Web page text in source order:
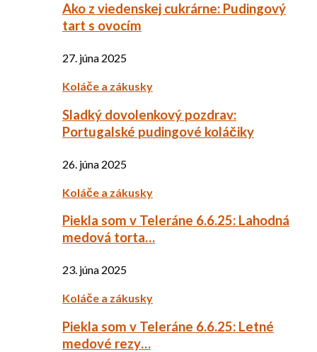
Ako z viedenskej cukrárne: Pudingový
tart s ovocím
27. júna 2025
Koláče a zákusky
Sladký dovolenkový pozdrav:
Portugalské pudingové koláčiky
26. júna 2025
Koláče a zákusky
Piekla som v Teleráne 6.6.25: Lahodná
medová torta…
23. júna 2025
Koláče a zákusky
Piekla som v Teleráne 6.6.25: Letné
medové rezy…